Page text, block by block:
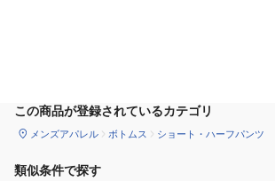
この商品が登録されているカテゴリ
メンズアパレル ボトムス ショート・ハーフパンツ
類似条件で探す